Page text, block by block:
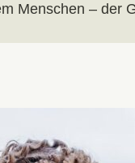
Menschen – der